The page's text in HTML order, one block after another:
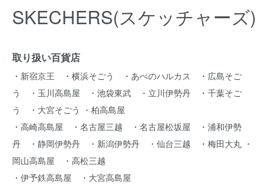
SKECHERS(スケッチャーズ)
取り扱い百貨店
・新宿京王 ・横浜そごう ・あべのハルカス ・広島そご
う ・玉川高島屋 ・池袋東武 ・立川伊勢丹 ・千葉そご
う ・大宮そごう ・柏高島屋
・高崎高島屋 ・名古屋三越 ・名古屋松坂屋 ・浦和伊勢
丹 ・静岡伊勢丹 ・新潟伊勢丹 ・仙台三越 ・梅田大丸 ・
岡山高島屋 ・高松三越
・伊予鉄高島屋 ・大宮高島屋